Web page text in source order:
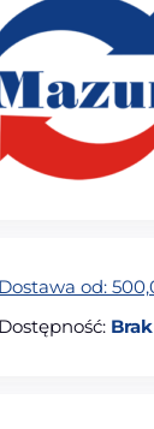
Dostawa od:
Dostępność: